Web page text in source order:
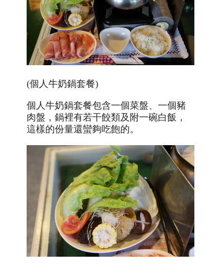
(個人牛奶鍋套餐)
個人牛奶鍋套餐包含一個菜盤、一個豬
肉盤，鍋裡有若干餃類及附一碗白飯，
這樣的份量還蠻夠吃飽的。